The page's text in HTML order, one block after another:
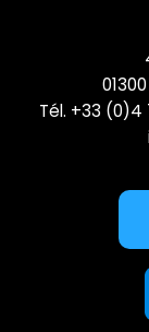
Tél. +33 (0)4